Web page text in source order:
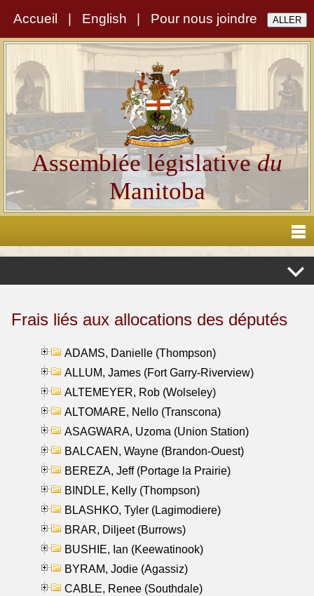
Accueil English Pour nous joindre
Assemblée législativedu
Manitoba
Frais liés aux allocations des députés
ADAMS, Danielle (Thompson)
ALLUM, James (Fort Garry-Riverview)
ALTEMEYER, Rob (Wolseley)
ALTOMARE, Nello (Transcona)
ASAGWARA, Uzoma (Union Station)
BALCAEN, Wayne (Brandon-Ouest)
BEREZA, Jeff (Portage la Prairie)
BINDLE, Kelly (Thompson)
BLASHKO, Tyler (Lagimodiere)
BRAR, Diljeet (Burrows)
BUSHIE, Ian (Keewatinook)
BYRAM, Jodie (Agassiz)
CABLE, Renee (Southdale)